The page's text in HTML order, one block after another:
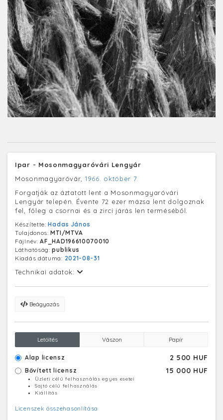
Ipar - Mosonmagyaróvári Lengyár
Mosonmagyaróvár, 1966. október 7.
Forgatják az áztatott lent a Mosonmagyaróvári
Lengyár telepén. Évente 72 ezer mázsa lent dolgoznak
fel, főleg a csornai és a zirci járás len terméséből.
Készítette:Hadas János
Tulajdonos:MTI/MTVA
Fájlnév:AF_HAD196610070010
Láthatóság:publikus
Kiadás dátuma: 2021-08-31
Technikai adatok:
Beágyazás
Letöltés Vászon Papír
Alap licensz 2 500 HUF
Bővített licensz 15 000 HUF
Üzleti célú felhasználás egyes esetei
Sajtó célú felhasználás
Kiállítás
Licenszek összehasonlítása